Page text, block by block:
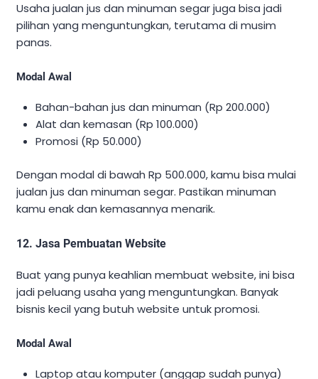
Usaha jualan jus dan minuman segar juga bisa jadi
pilihan yang menguntungkan, terutama di musim
panas.
Modal Awal
Bahan-bahan jus dan minuman (Rp 200.000)
Alat dan kemasan (Rp 100.000)
Promosi (Rp 50.000)
Dengan modal di bawah Rp 500.000, kamu bisa mulai
jualan jus dan minuman segar. Pastikan minuman
kamu enak dan kemasannya menarik.
12. Jasa Pembuatan Website
Buat yang punya keahlian membuat website, ini bisa
jadi peluang usaha yang menguntungkan. Banyak
bisnis kecil yang butuh website untuk promosi.
Modal Awal
Laptop atau komputer (anggap sudah punya)